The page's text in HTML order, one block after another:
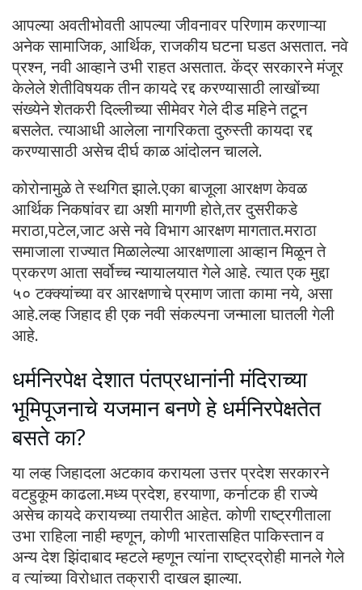
आपल्या अवतीभोवती आपल्या जीवनावर परिणाम करणाऱ्या
अनेक सामाजिक, आर्थिक, राजकीय घटना घडत असतात. नवे
प्रश्न, नवी आव्हाने उभी राहत असतात. केंद्र सरकारने मंजूर
केलेले शेतीविषयक तीन कायदे रद्द करण्यासाठी लाखोंच्या
संख्येने शेतकरी दिल्लीच्या सीमेवर गेले दीड महिने तटून
बसलेत. त्याआधी आलेला नागरिकता दुरुस्ती कायदा रद्द
करण्यासाठी असेच दीर्घ काळ आंदोलन चालले.
कोरोनामुळे ते स्थगित झाले.एका बाजूला आरक्षण केवळ
आर्थिक निकषांवर द्या अशी मागणी होते,तर दुसरीकडे
मराठा,पटेल,जाट असे नवे विभाग आरक्षण मागतात.मराठा
समाजाला राज्यात मिळालेल्या आरक्षणाला आव्हान मिळून ते
प्रकरण आता सर्वोच्च न्यायालयात गेले आहे. त्यात एक मुद्दा
५० टक्क्यांच्या वर आरक्षणाचे प्रमाण जाता कामा नये, असा
आहे.लव्ह जिहाद ही एक नवी संकल्पना जन्माला घातली गेली
आहे.
धर्मनिरपेक्ष देशात पंतप्रधानांनी मंदिराच्या
भूमिपूजनाचे यजमान बनणे हे धर्मनिरपेक्षतेत
बसते का?
या लव्ह जिहादला अटकाव करायला उत्तर प्रदेश सरकारने
वटहुकूम काढला.मध्य प्रदेश, हरयाणा, कर्नाटक ही राज्ये
असेच कायदे करायच्या तयारीत आहेत. कोणी राष्ट्रगीताला
उभा राहिला नाही म्हणून, कोणी भारतासहित पाकिस्तान व
अन्य देश झिंदाबाद म्हटले म्हणून त्यांना राष्ट्रद्रोही मानले गेले
व त्यांच्या विरोधात तक्रारी दाखल झाल्या.